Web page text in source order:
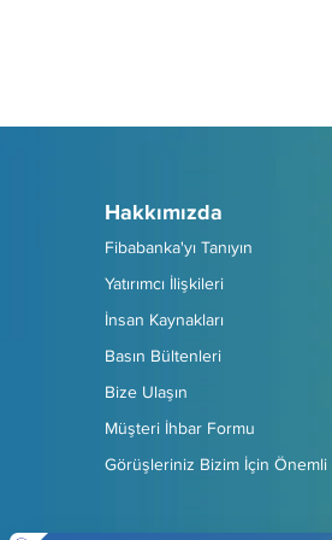
Hakkımızda
Fibabanka'yı Tanıyın
Yatırımcı İlişkileri
İnsan Kaynakları
Basın Bültenleri
Bize Ulaşın
Müşteri İhbar Formu
Görüşleriniz Bizim İçin Önemli